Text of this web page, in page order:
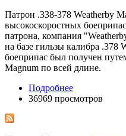
Патрон .338-378 Weatherby
высокоскоростных
патрона, компания
на базе гильзы калибра .378
боеприпас был получен
Magnum по всей длине.
Подробнее
36969 просмотров